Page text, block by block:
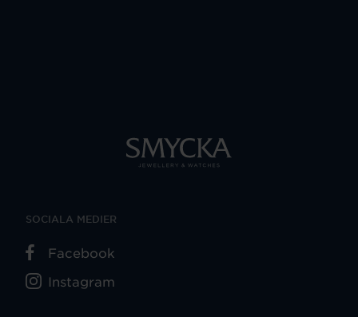
SOCIALA MEDIER
Facebook
Instagram